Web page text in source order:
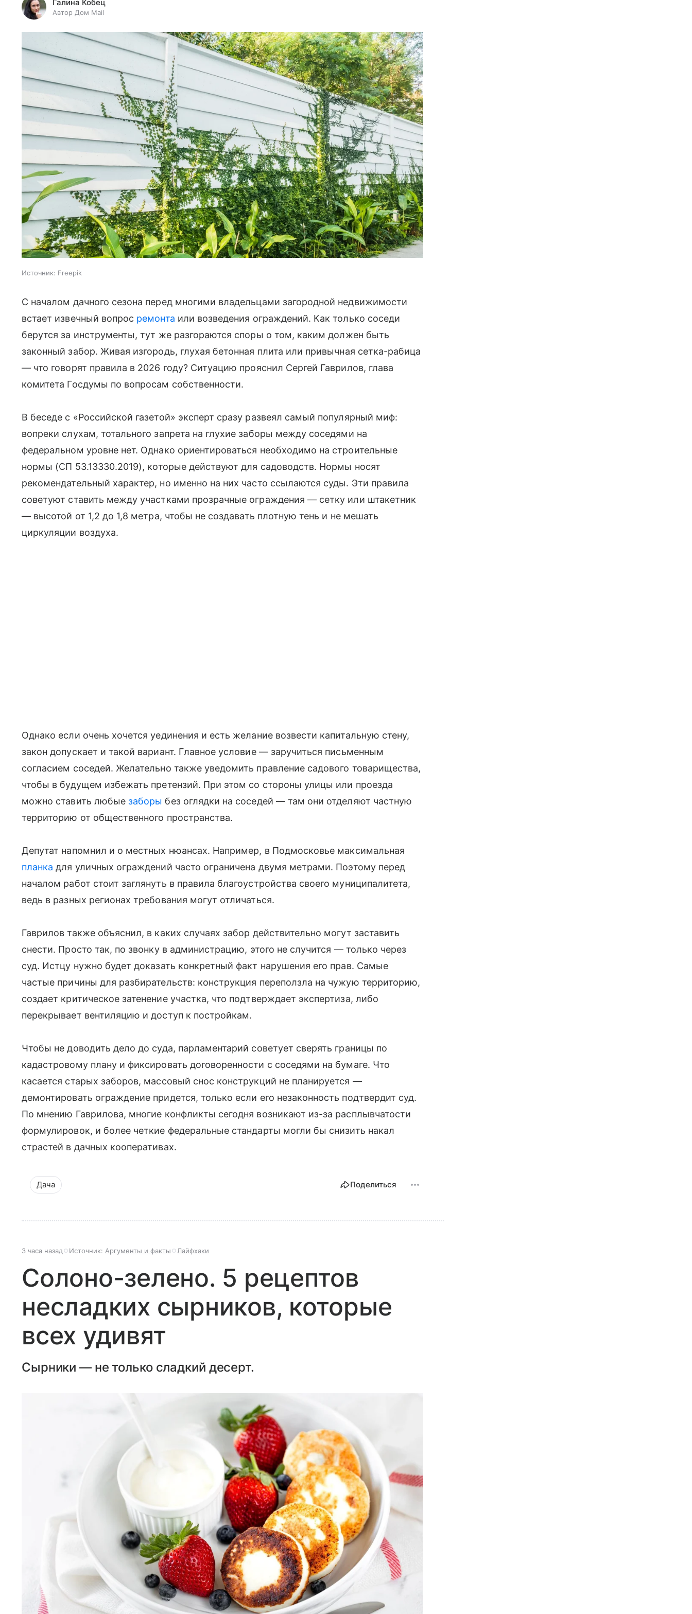
Галина Кобец
Автор Дом Mail
Источник: Freepik
С началом дачного сезона перед многими владельцами загородной недвижимости
встает извечный вопрос ремонта или возведения ограждений. Как только соседи
берутся за инструменты, тут же разгораются споры о том, каким должен быть
законный забор. Живая изгородь, глухая бетонная плита или привычная сетка-рабица
— что говорят правила в 2026 году? Ситуацию прояснил Сергей Гаврилов, глава
комитета Госдумы по вопросам собственности.
В беседе с «‎Российской газетой» эксперт сразу развеял самый популярный миф:
вопреки слухам, тотального запрета на глухие заборы между соседями на
федеральном уровне нет. Однако ориентироваться необходимо на строительные
нормы (СП 53.13330.2019), которые действуют для садоводств. Нормы носят
рекомендательный характер, но именно на них часто ссылаются суды. Эти правила
советуют ставить между участками прозрачные ограждения — сетку или штакетник
— высотой от 1,2 до 1,8 метра, чтобы не создавать плотную тень и не мешать
циркуляции воздуха.
Однако если очень хочется уединения и есть желание возвести капитальную стену,
закон допускает и такой вариант. Главное условие — заручиться письменным
согласием соседей. Желательно также уведомить правление садового товарищества,
чтобы в будущем избежать претензий. При этом со стороны улицы или проезда
можно ставить любые заборы без оглядки на соседей — там они отделяют частную
территорию от общественного пространства.
Депутат напомнил и о местных нюансах. Например, в Подмосковье максимальная
планка для уличных ограждений часто ограничена двумя метрами. Поэтому перед
началом работ стоит заглянуть в правила благоустройства своего муниципалитета,
ведь в разных регионах требования могут отличаться.
Гаврилов также объяснил, в каких случаях забор действительно могут заставить
снести. Просто так, по звонку в администрацию, этого не случится — только через
суд. Истцу нужно будет доказать конкретный факт нарушения его прав. Самые
частые причины для разбирательств: конструкция переползла на чужую территорию,
создает критическое затенение участка, что подтверждает экспертиза, либо
перекрывает вентиляцию и доступ к постройкам.
Чтобы не доводить дело до суда, парламентарий советует сверять границы по
кадастровому плану и фиксировать договоренности с соседями на бумаге. Что
касается старых заборов, массовый снос конструкций не планируется —
демонтировать ограждение придется, только если его незаконность подтвердит суд.
По мнению Гаврилова, многие конфликты сегодня возникают из-за расплывчатости
формулировок, и более четкие федеральные стандарты могли бы снизить накал
страстей в дачных кооперативах.
Дача Поделиться
3 часа назад Источник: Аргументы и факты Лайфхаки
Солоно-зелено. 5 рецептов
несладких сырников, которые
всех удивят
Сырники — не только сладкий десерт.